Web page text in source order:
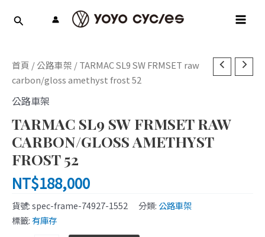
首頁 /公路車架 / TARMAC SL9 SW FRMSET raw
carbon/gloss amethyst frost 52
公路車架
TARMAC SL9 SW FRMSET RAW
CARBON/GLOSS AMETHYST
FROST 52
NT$188,000
貨號:spec-frame-74927-1552 分類: 公路車架
標籤: 有庫存
TARMAC
SL9
SW
FRMSET
raw
carbon/gloss
amethyst
frost
52
量